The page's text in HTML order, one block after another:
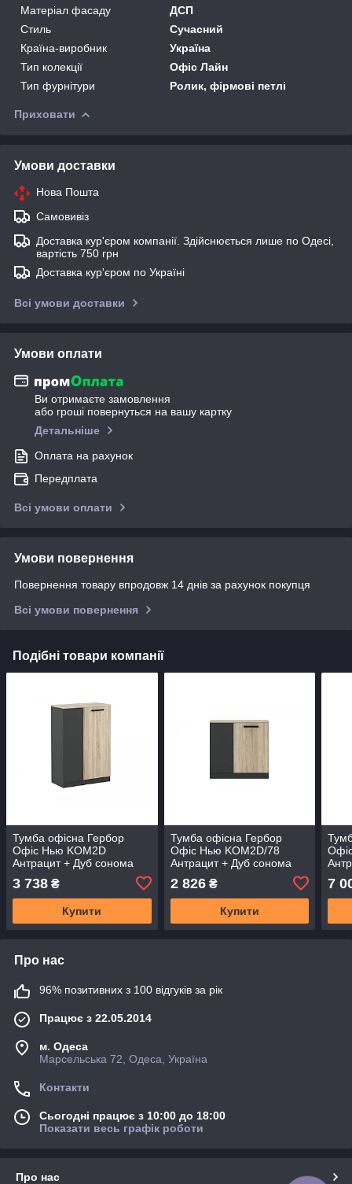
Матеріал фасаду
ДСП
Стиль
Сучасний
Країна-виробник
Україна
Тип колекції
Офіс Лайн
Тип фурнітури
Ролик, фірмові петлі
Приховати
Умови доставки
Нова Пошта
Самовивіз
Доставка кур'єром компанії. Здійснюється лише по Одесі,
вартість 750 грн
Доставка кур'єром по Україні
Всі умови доставки
Умови оплати
Ви отримаєте замовлення
або гроші повернуться на вашу картку
Детальніше
Оплата на рахунок
Передплата
Всі умови оплати
Умови повернення
Повернення товару впродовж 14 днів за рахунок покупця
Всі умови повернення
Подібні товари компанії
Тумба офісна Гербор
Офіс Нью KOM2D
Антрацит + Дуб сонома
3 738 ₴
Купити
Тумба офісна Гербор
Офіс Нью KOM2D/78
Антрацит + Дуб сонома
2 826₴
Купити
7
Про нас
96% позитивних з 100 відгуків за рік
Працює з 22.05.2014
м. Одеса
Марсельська 72, Одеса, Україна
Контакти
Сьогодні працює з 10:00 до 18:00
Показати весь графік роботи
Про нас